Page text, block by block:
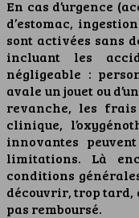
En cas d’urgence
d’estomac,
sont activées sans
incluant les
négligeable :
avale un jouet ou
revanche, les
clinique,
innovantes
limitations. Là
conditions
découvrir, trop tard,
pas remboursé.